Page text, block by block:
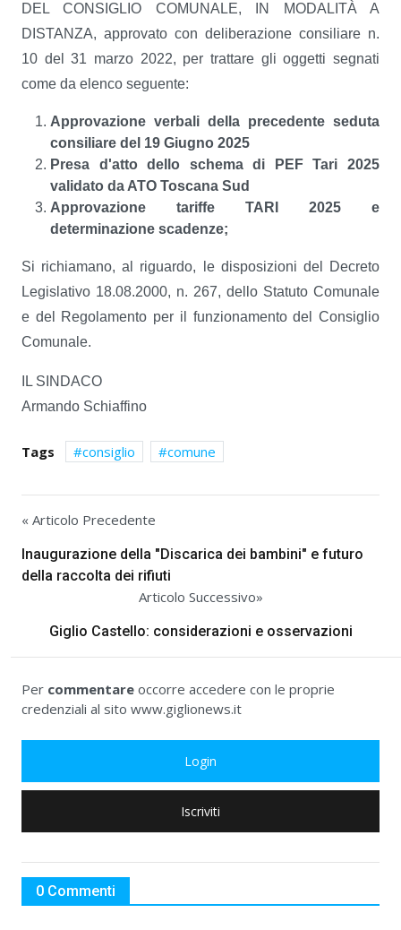
DEL CONSIGLIO COMUNALE, IN MODALITÀ A
DISTANZA, approvato con deliberazione consiliare n.
10 del 31 marzo 2022, per trattare gli oggetti segnati
come da elenco seguente:
Approvazione verbali della precedente seduta
consiliare del 19 Giugno 2025
Presa d'atto dello schema di PEF Tari 2025
validato da ATO Toscana Sud
Approvazione tariffe TARI 2025 e
determinazione scadenze;
Si richiamano, al riguardo, le disposizioni del Decreto
Legislativo 18.08.2000, n. 267, dello Statuto Comunale
e del Regolamento per il funzionamento del Consiglio
Comunale.
IL SINDACO
Armando Schiaffino
Tags consiglio comune
« Articolo Precedente
Inaugurazione della "Discarica dei bambini" e futuro
della raccolta dei rifiuti
Articolo Successivo»
Giglio Castello: considerazioni e osservazioni
Per commentare occorre accedere con le proprie
credenziali al sito www.giglionews.it
Login
Iscriviti
0 Commenti